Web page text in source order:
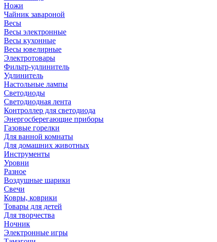
Ножи
Чайник завароной
Весы
Весы электронные
Весы кухонные
Весы ювелирные
Электротовары
Фильтр-удлинитель
Удлинитель
Настольные лампы
Светодиоды
Светодиодная лента
Контроллер для светодиода
Энергосберегающие приборы
Газовые горелки
Для ванной комнаты
Для домашних животных
Инструменты
Уровни
Разное
Воздушные шарики
Свечи
Ковры, коврики
Товары для детей
Для творчества
Ночник
Электронные игры